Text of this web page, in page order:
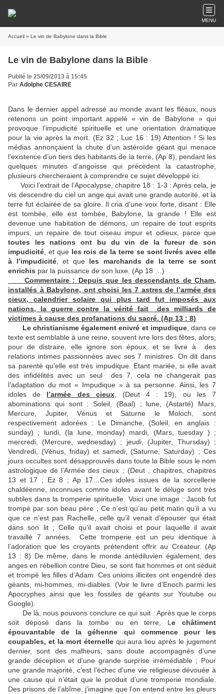
MENU
Accueil » Le vin de Babylone dans la Bible
Le vin de Babylone dans la Bible
Publié le 25/09/2013 à 15:45
Par Adolphe CESAIRE
Dans le dernier appel adressé au monde avant les fléaux, nous
retenons un point important appelé « vin de Babylone » qui
provoque l’impudicité spirituelle et une orientation dramatique
pour la vie après la mort. (Ez 32 ; Luc 16 : 19) Attention ! Si les
médias annonçaient la chute d’un astéroïde géant qui menace
l’existence d’un tiers des habitants de la terre, (Ap 8), pendant les
quelques minutes d’angoisse qui précèdent la catastrophe,
plusieurs chercheraient à comprendre ce sujet développé ici.
Voici l’extrait de l’Apocalypse, chapitre 18 : 1-3 : Après cela, je
vis descendre du ciel un ange qui avait une grande autorité, et la
terre fut éclairée de sa gloire. Il cria d’une voix forte, disant : Elle
est tombée, elle est tombée, Babylone, la grande ! Elle est
devenue une habitation de démons, un repaire de tout esprits
impurs, un repaire de tout oiseau impur et odieux, parce que
toutes les nations ont bu du vin de la fureur de son
impudicité , et que les rois de la terre se sont livrés avec elle
à l’impudicité, et que les marchands de la terre se sont
enrichis par la puissance de son luxe. (Ap 18 …)
Commentaire : Depuis que les descendants de Cham,
installés à Babylone, ont choisi les 7 astres de l’armée des
cieux, calendrier solaire qui plus tard fut imposés aux
nations, la guerre contre la vérité fait des milliards de
victimes à cause des profanations du sacré. (Ap 13 : 8)
Le christianisme également enivré et impudique, dans ce
texte est semblable à une reine, souvent ivre lors des fêtes, alors,
pour de distraire, elle ignore son époux, et se livre à des
relations intimes passionnées avec ses 7 ministres. On dit dans
sa parenté qu’elle est très impudique. Etant mariée, si elle avait
des infidélités avec un seul des 7, cela ne changerait pas
l’adaptation du mot « Impudique » à sa personne. Ainsi, les 7
idoles de l’armée des cieux, (Deut 4 : 19), ou les 7
abominations qui sont : Soleil, (Baal) ; lune, (Astarté) Mars,
Mercure, Jupiter, Vénus et Saturne le Moloch, sont
respectivement adorées : Le Dimanche, (Soleil, en anglais :
sunday) ; lundi, (la lune, monday) mardi, (Mars, tuesday ) ;
mercredi, (Mercure, wednesday) ; jeudi, (Jupiter, Thursday) ;
Vendredi, (Vénus, friday) et samedi, (Saturne, Saturday) ; Ces
jours occultes sont désapprouvés dans toute la Bible sous le nom
astrologique de l’Armée des cieux ; (Deut , chapitres, chapitres
13 et 17 ; Ez 8 ; Ap 17…Ces idoles issues de la sorcellerie
chaldéenne, inconnues comme idoles avant le déluge sont très
subtiles dans la tromperie spirituelle. Voici une image : Jacob fut
trompé par son beau père ; Ce n’est qu’au petit matin qu’il a vu
que ce n’est pas Rachelle, celle qu’il venait d’épouser qui était
dans son lit ; Celle qu’il avait choisi et pour laquelle il avait
travaillé 7 années. Cette tromperie est un peu identique à
l’adoration que les croyants prétendent offrir au Créateur. (Ap
13 : 8) De même, dans le monde antédiluvien également, des
anges en rébellion contre Dieu, se sont fait hommes et ont séduit
et trompé les filles d’Adam. Ces unions illicites ont engendré des
géants, mi-hommes, mi-diables. (Voir le livre d’Enoch parmi les
Apocryphes ainsi que les fossiles de géants sur Youtube ou
Google).
De là, nous pouvons conclure ce qui suit : Après que le corps
soit déposé dans la tombe ou en terre, Le châtiment
épouvantable de la géhenne qui commence pour les
coupables, et la mort éternellequi aura lieu après le jugement
dernier, sont des malheurs, sans doute accompagnés d’une
grande déception et d’une grande surprise irrémédiable ; Pour
une grande majorité, c’est l’échec d’une vie religieuse dévouée à
une cause qui n’était que le produit d’une tromperie mondiale.
Des prisons de l’abîme, j’imagine que l’on entend entre les pleurs